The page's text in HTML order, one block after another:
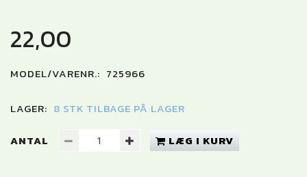
22,00
MODEL/VARENR.: 725966
LAGER: 8 STK TILBAGE PÅ LAGER
ANTAL LÆG I KURV